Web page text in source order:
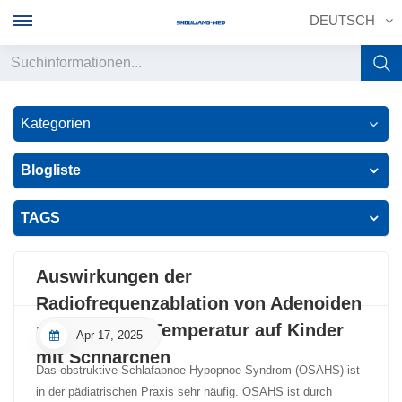
DEUTSCH
English
français
Deutsch
español
中文
Kategorien
Blogliste
TAGS
Auswirkungen der
Radiofrequenzablation von Adenoiden
mit niedriger Temperatur auf Kinder
mit Schnarchen
Apr 17, 2025
Das obstruktive Schlafapnoe-Hypopnoe-Syndrom (OSAHS) ist
in der pädiatrischen Praxis sehr häufig. OSAHS ist durch